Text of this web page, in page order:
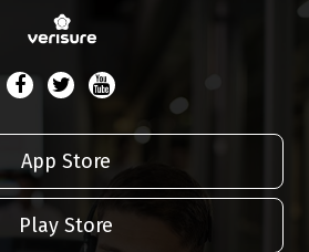
App Store
Play Store